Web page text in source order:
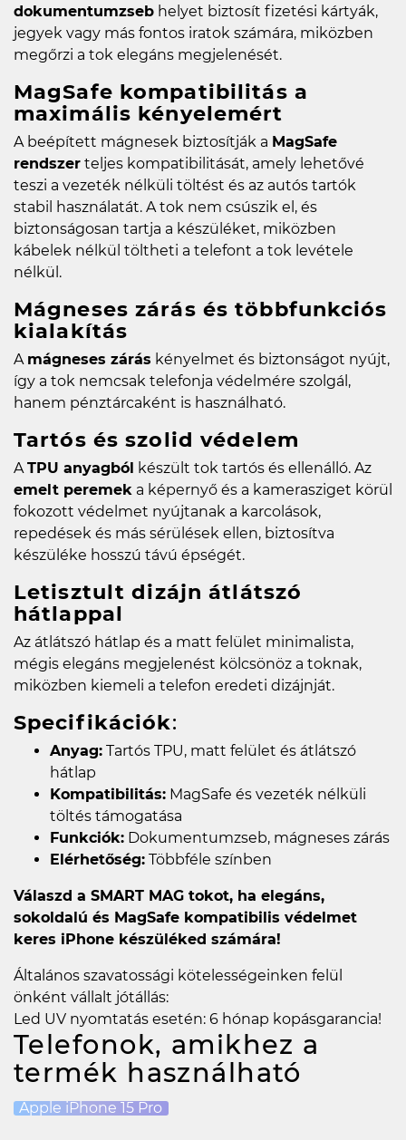
dokumentumzseb helyet biztosít fizetési kártyák,
jegyek vagy más fontos iratok számára, miközben
megőrzi a tok elegáns megjelenését.
MagSafe kompatibilitás a
maximális kényelemért
A beépített mágnesek biztosítják a MagSafe
rendszer teljes kompatibilitását, amely lehetővé
teszi a vezeték nélküli töltést és az autós tartók
stabil használatát. A tok nem csúszik el, és
biztonságosan tartja a készüléket, miközben
kábelek nélkül töltheti a telefont a tok levétele
nélkül.
Mágneses zárás és többfunkciós
kialakítás
A mágneses zárás kényelmet és biztonságot nyújt,
így a tok nemcsak telefonja védelmére szolgál,
hanem pénztárcaként is használható.
Tartós és szolid védelem
A TPU anyagból készült tok tartós és ellenálló. Az
emelt peremek a képernyő és a kamerasziget körül
fokozott védelmet nyújtanak a karcolások,
repedések és más sérülések ellen, biztosítva
készüléke hosszú távú épségét.
Letisztult dizájn átlátszó
hátlappal
Az átlátszó hátlap és a matt felület minimalista,
mégis elegáns megjelenést kölcsönöz a toknak,
miközben kiemeli a telefon eredeti dizájnját.
Specifikációk:
Anyag: Tartós TPU, matt felület és átlátszó
hátlap
Kompatibilitás: MagSafe és vezeték nélküli
töltés támogatása
Funkciók: Dokumentumzseb, mágneses zárás
Elérhetőség: Többféle színben
Válaszd a SMART MAG tokot, ha elegáns,
sokoldalú és MagSafe kompatibilis védelmet
keres iPhone készüléked számára!
Általános szavatossági kötelességeinken felül
önként vállalt jótállás:
Led UV nyomtatás esetén: 6 hónap kopásgarancia!
Telefonok, amikhez a
termék használható
Apple iPhone 15 Pro